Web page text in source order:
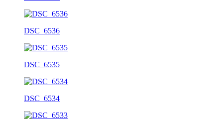
DSC_6536
DSC_6535
DSC_6534